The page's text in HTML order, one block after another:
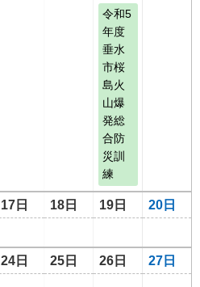
令和5
年度
垂水
市桜
島火
山爆
発総
合防
災訓
練
17日 18日 19日 20日
24日 25日 26日 27日